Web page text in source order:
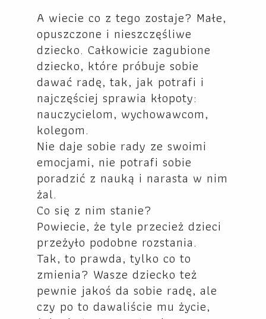
A wiecie co z tego zostaje? Małe,
opuszczone i nieszczęśliwe
dziecko. Całkowicie zagubione
dziecko, które próbuje sobie
dawać radę, tak, jak potrafi i
najczęściej sprawia kłopoty:
nauczycielom, wychowawcom,
kolegom.
Nie daje sobie rady ze swoimi
emocjami, nie potrafi sobie
poradzić z nauką i narasta w nim
żal.
Co się z nim stanie?
Powiecie, że tyle przecież dzieci
przeżyło podobne rozstania.
Tak, to prawda, tylko co to
zmienia? Wasze dziecko też
pewnie jakoś da sobie radę, ale
czy po to dawaliście mu życie,